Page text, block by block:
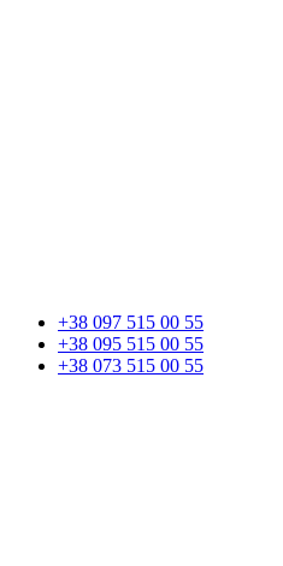
+38 097 515 00 55
+38 095 515 00 55
+38 073 515 00 55